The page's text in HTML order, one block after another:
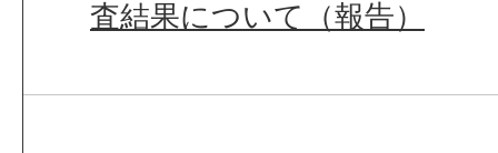
査結果について（報告）